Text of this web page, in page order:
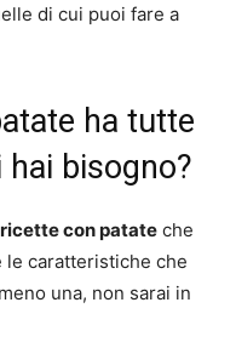
di cui puoi fare a
ha tutte
hai bisogno?
con patate che
le caratteristiche che
una, non sarai in